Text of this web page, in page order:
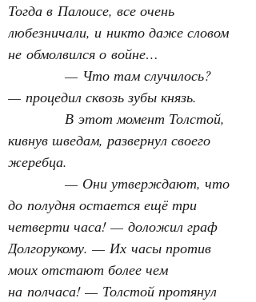
Тогда в Палоисе, все очень
любезничали, и никто даже словом
не обмолвился о войне…
— Что там случилось?
— процедил сквозь зубы князь.
В этот момент Толстой,
кивнув шведам, развернул своего
жеребца.
— Они утверждают, что
до полудня остается ещё три
четверти часа! — доложил граф
Долгорукому. — Их часы против
моих отстают более чем
на полчаса! — Толстой протянул